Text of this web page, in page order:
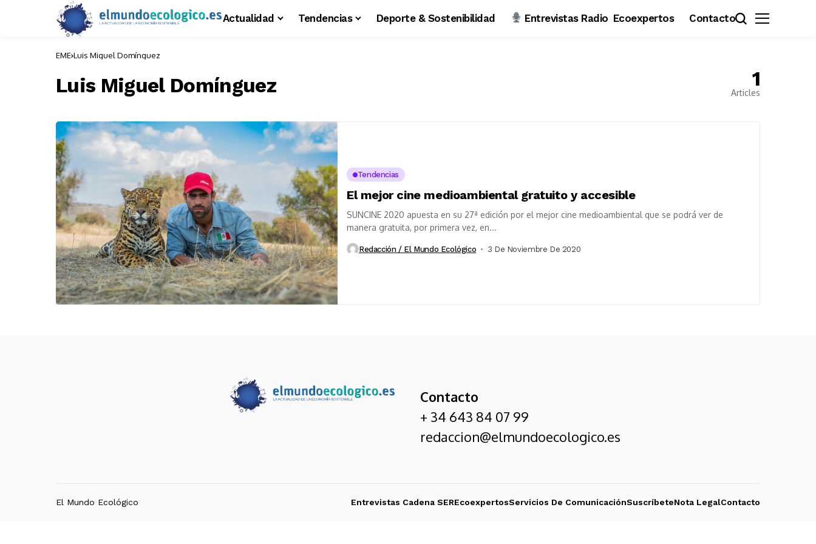
Actualidad Tendencias Deporte & Sostenibilidad Entrevistas Radio Ecoexpertos Contacto
EME Luis Miguel Domínguez
Luis Miguel Domínguez 1
Articles
Tendencias
El mejor cine medioambiental gratuito y accesible
SUNCINE 2020 apuesta en su 27ª edición por el mejor cine medioambiental que se podrá ver de
manera gratuita, por primera vez, en...
Redacción / El Mundo Ecológico 3 De Noviembre De 2020
Contacto
+ 34 643 84 07 99
redaccion@elmundoecologico.es
El Mundo Ecológico Entrevistas Cadena SEREcoexpertosServicios De ComunicaciónSuscríbeteNota LegalContacto